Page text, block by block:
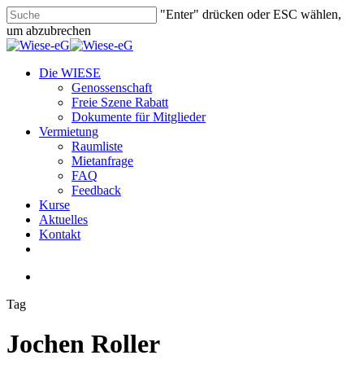
Skip
to
main
"Enter" drücken oder ESC wählen,
um abzubrechen
Close
search
Menu
Die WIESE
Genossenschaft
Freie Szene Rabatt
Dokumente für Mitglieder
Vermietung
Raumliste
Mietanfrage
FAQ
Feedback
Kurse
Aktuelles
Kontakt
Tag
Jochen Roller